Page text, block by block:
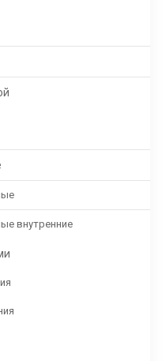
внутренние